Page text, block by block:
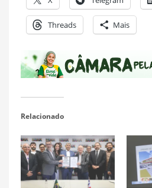
Threads Mais
Relacionado